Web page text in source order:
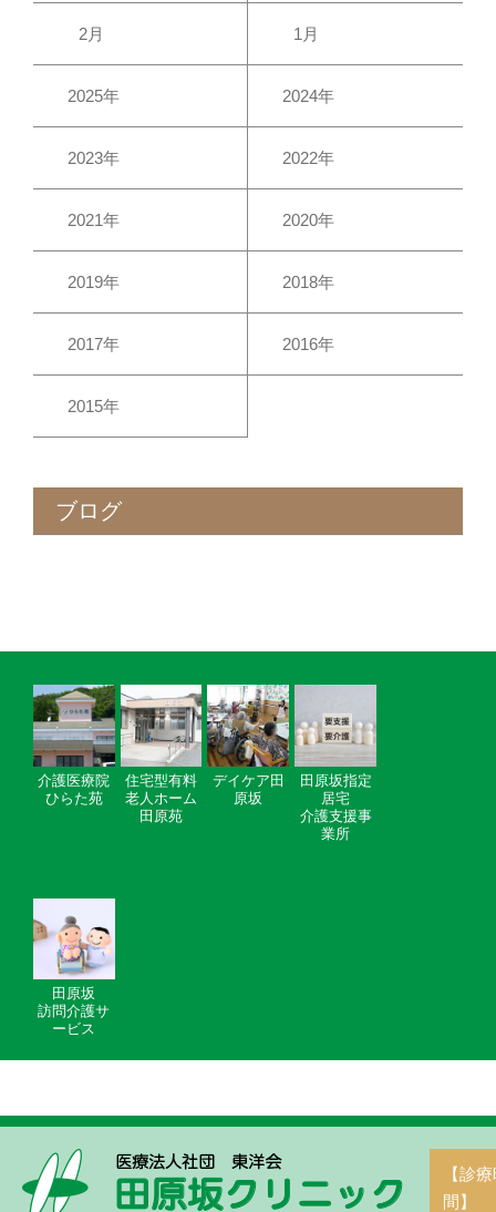
2月 1月
2025年 2024年
2023年 2022年
2021年 2020年
2019年 2018年
2017年 2016年
2015年
ブログ
介護医療院
ひらた苑
住宅型有料
老人ホーム
田原苑
デイケア田
原坂
田原坂指定
居宅
介護支援事
業所
田原坂
訪問介護サ
ービス
【診
間】